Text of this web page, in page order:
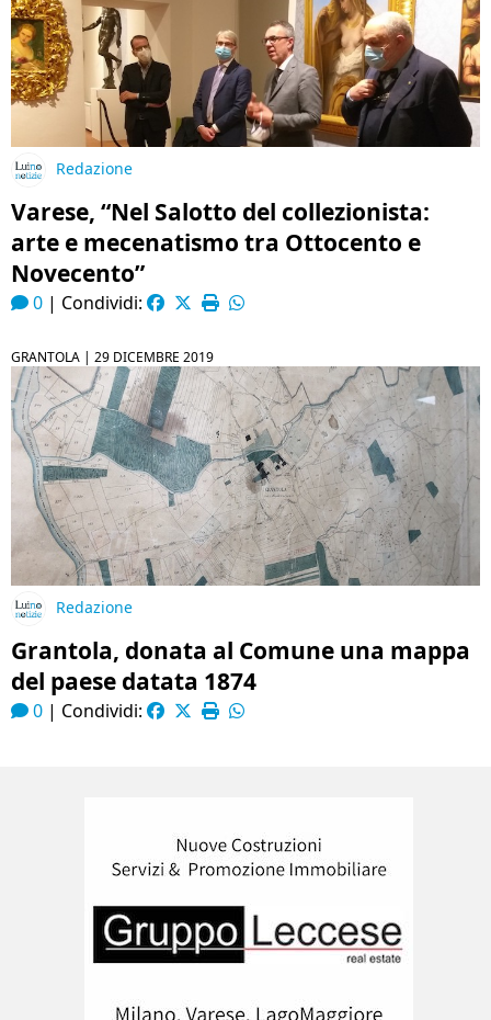
Redazione
Varese, “Nel Salotto del collezionista:
arte e mecenatismo tra Ottocento e
Novecento”
0 | Condividi:
GRANTOLA | 29 DICEMBRE 2019
Redazione
Grantola, donata al Comune una mappa
del paese datata 1874
0 | Condividi: